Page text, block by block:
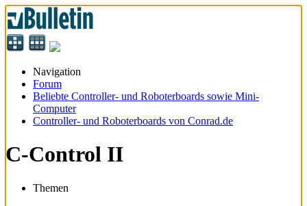
Navigation
Forum
Beliebte Controller- und Roboterboards sowie Mini-
Computer
Controller- und Roboterboards von Conrad.de
C-Control II
Themen